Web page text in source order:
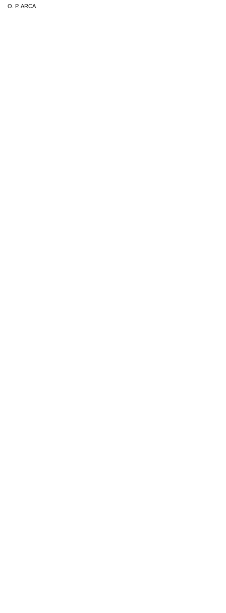
O. P. ARCA